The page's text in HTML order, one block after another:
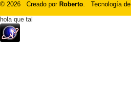
© 2026 Creado por Roberto. Tecnología de
hola que tal